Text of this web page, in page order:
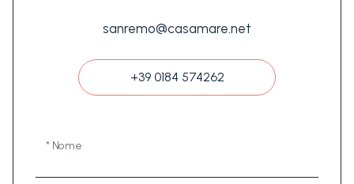
sanremo@casamare.net
+39 0184 574262
* Nome